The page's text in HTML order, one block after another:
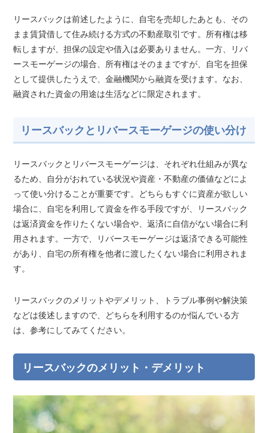
リースバックは前述したように、自宅を売却したあとも、その
まま賃貸借して住み続ける方式の不動産取引です。所有権は移
転しますが、担保の設定や借入は必要ありません。一方、リバ
ースモーゲージの場合、所有権はそのままですが、自宅を担保
として提供したうえで、金融機関から融資を受けます。なお、
融資された資金の用途は生活などに限定されます。
リースバックとリバースモーゲージの使い分け
リースバックとリバースモーゲージは、それぞれ仕組みが異な
るため、自分がおれている状況や資産・不動産の価値などによ
って使い分けることが重要です。どちらもすぐに資産が欲しい
場合に、自宅を利用して資金を作る手段ですが、リースバック
は返済資金を作りたくない場合や、返済に自信がない場合に利
用されます。一方で、リバースモーゲージは返済できる可能性
があり、自宅の所有権を他者に渡したくない場合に利用されま
す。
リースバックのメリットやデメリット、トラブル事例や解決策
などは後述しますので、どちらを利用するのか悩んでいる方
は、参考にしてみてください。
リースバックのメリット・デメリット